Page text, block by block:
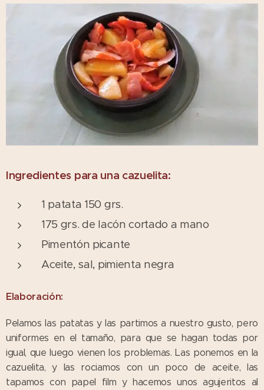
Ingredientes para una cazuelita:
1 patata 150 grs.
175 grs. de lacón cortado a mano
Pimentón picante
Aceite, sal, pimienta negra
Elaboración:
Pelamos las patatas y las partimos a nuestro gusto, pero
uniformes en el tamaño, para que se hagan todas por
igual, que luego vienen los problemas. Las ponemos en la
cazuelita, y las rociamos con un poco de aceite, las
tapamos con papel film y hacemos unos agujeritos al